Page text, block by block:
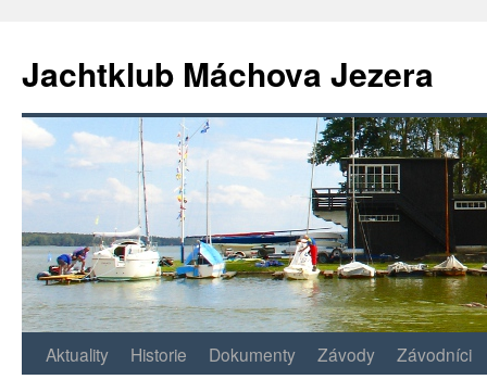
Jachtklub Máchova Jezera
Přejít
Aktuality Historie Dokumenty Závody Závodníci